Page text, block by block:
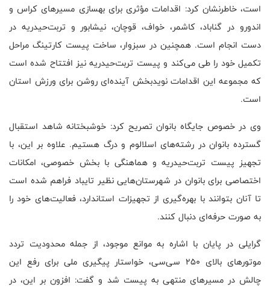
است، خاطرنشان کرد: اقدامات مؤثری برای بهسازی مسیرهای کراس و
اندورو در گناباد، کاشمر، خواف، قوچان، نیشابور و تربت‌حیدریه در
دست انجام است. همچنین در سبزوار، ساخت پیست کارتینگ مراحل
تکمیل خود را طی می‌کند و پیست تربت‌حیدریه نیز افتتاح شده است
که مجموعه این اقدامات نویدبخش آینده‌ای روشن برای ورزش استان
است.
وی در خصوص جایگاه بانوان تصریح کرد: خوشبختانه شاهد استقبال
گسترده بانوان در رشته‌های اسلالوم و درگ هستیم. علاوه بر این، با
تجهیز پیست تربت‌حیدریه و هماهنگی با بخش خصوصی، امکانات
اختصاصی برای بانوان در شهرستان‌هایی نظیر تایباد فراهم شده است
تا آنان بتوانند با بهره‌گیری از تجهیزات استاندارد، فعالیت‌های خود را
به صورت حرفه‌ای دنبال کنند.
گرایلی در پایان با اشاره به موانع موجود، از جمله محدودیت تردد
موتورهای بالای ۲۵۰ سی‌سی، خواستار پیگیری ملی برای رفع این
چالش در مسیرهای منتهی به پیست شد و گفت: افزون بر این، در